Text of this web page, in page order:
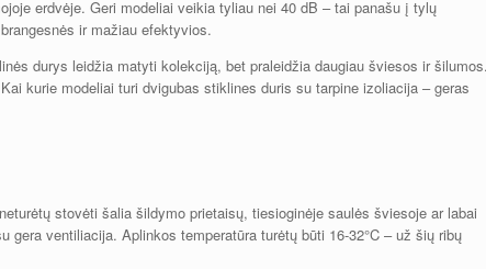
erdvėje. Geri modeliai veikia tyliau nei 40 dB – tai panašu į tylų
ir mažiau efektyvios.
durys leidžia matyti kolekciją, bet praleidžia daugiau šviesos ir
kurie modeliai turi dvigubas stiklines duris su tarpine izoliacija – geras
stovėti šalia šildymo prietaisų, tiesioginėje saulės šviesoje ar labai
ventiliacija. Aplinkos temperatūra turėtų būti 16-32°C – už šių ribų